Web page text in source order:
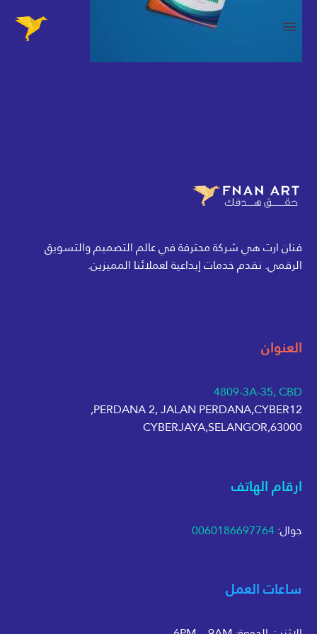
فنان ارت هي شركة محترفة في عالم التصميم والتسويق
الرقمي. نقدم خدمات إبداعية لعملائنا المميزين.
العنوان
4809-3A-35, CBD
PERDANA 2, JALAN PERDANA,CYBER12,
63000,CYBERJAYA,SELANGOR
ارقام الهاتف
جوال:0060186697764
ساعات العمل